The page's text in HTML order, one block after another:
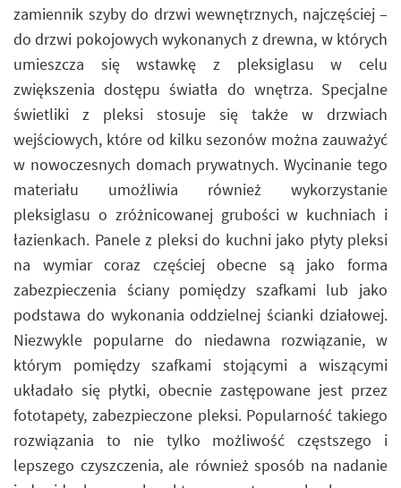
zamiennik szyby do drzwi wewnętrznych, najczęściej –
do drzwi pokojowych wykonanych z drewna, w których
umieszcza się wstawkę z pleksiglasu w celu
zwiększenia dostępu światła do wnętrza. Specjalne
świetliki z pleksi stosuje się także w drzwiach
wejściowych, które od kilku sezonów można zauważyć
w nowoczesnych domach prywatnych. Wycinanie tego
materiału umożliwia również wykorzystanie
pleksiglasu o zróżnicowanej grubości w kuchniach i
łazienkach. Panele z pleksi do kuchni jako płyty pleksi
na wymiar coraz częściej obecne są jako forma
zabezpieczenia ściany pomiędzy szafkami lub jako
podstawa do wykonania oddzielnej ścianki działowej.
Niezwykle popularne do niedawna rozwiązanie, w
którym pomiędzy szafkami stojącymi a wiszącymi
układało się płytki, obecnie zastępowane jest przez
fototapety, zabezpieczone pleksi. Popularność takiego
rozwiązania to nie tylko możliwość częstszego i
lepszego czyszczenia, ale również sposób na nadanie